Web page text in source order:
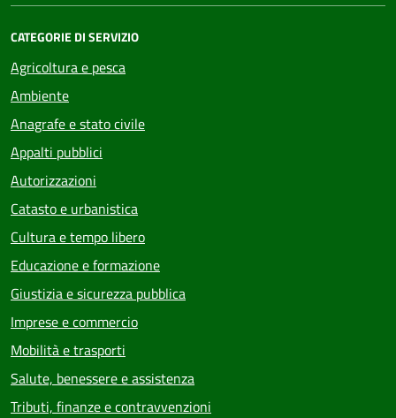
CATEGORIE DI SERVIZIO
Agricoltura e pesca
Ambiente
Anagrafe e stato civile
Appalti pubblici
Autorizzazioni
Catasto e urbanistica
Cultura e tempo libero
Educazione e formazione
Giustizia e sicurezza pubblica
Imprese e commercio
Mobilità e trasporti
Salute, benessere e assistenza
Tributi, finanze e contravvenzioni